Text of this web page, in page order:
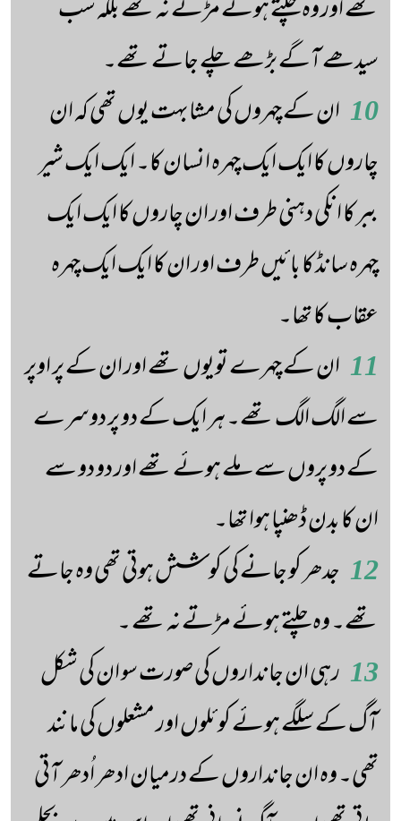
تھے اور وہ چلتے ہوئے مڑتے نہ تھے بلکہ سب
سیدھے آگے بڑھے چلے جاتے تھے۔
10 ان کے چہروں کی مشابہت یوں تھی کہ ان
چاروں کا ایک ایک چہرہ انسان کا۔ ایک ایک شیر
ببر کا انکی دہنی طرف اور ان چاروں کا ایک ایک
چہرہ سانڈ کا بائیں طرف اور ان کا ایک ایک چہرہ
عقاب کا تھا۔
11 ان کے چہرے تویوں تھے اور ان کے پر اوپر
سے الگ الگ تھے۔ ہر ایک کے دو پر دوسرے
کے دو پروں سے ملے ہوئے تھے اور دو دو سے
ان کا بدن ڈھنپا ہوا تھا۔
12 جدھر کو جانے کی کوشش ہوتی تھی وہ جاتے
تھے۔ وہ چلتے ہوئے مڑتے نہ تھے ۔
13 رہی ان جانداروں کی صورت سو ان کی شکل
آگ کے سلگے ہوئے کوئلوں اور مشعلوں کی مانند
تھی۔ وہ ان جانداروں کے درمیان ادھر اُدھر آتی